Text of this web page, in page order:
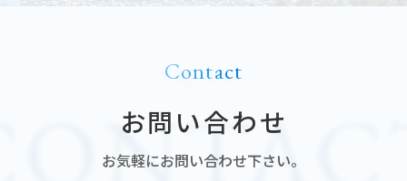
Contact
お問い合わせ
お気軽にお問い合わせ下さい。